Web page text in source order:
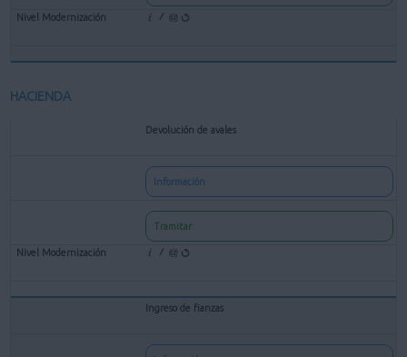
HACIENDA
Devolución de avales
Información
Tramitar
Ingreso de fianzas